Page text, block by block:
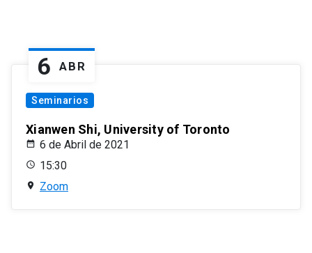
6 ABR
Seminarios
Xianwen Shi, University of Toronto
6 de Abril de 2021
15:30
Zoom